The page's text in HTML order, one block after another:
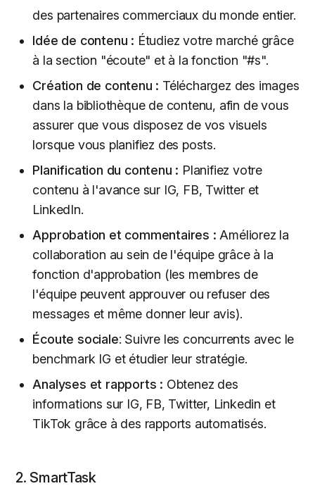
des partenaires commerciaux du monde entier.
Idée de contenu : Étudiez votre marché grâce
à la section "écoute" et à la fonction "#s".
Création de contenu : Téléchargez des images
dans la bibliothèque de contenu, afin de vous
assurer que vous disposez de vos visuels
lorsque vous planifiez des posts.
Planification du contenu : Planifiez votre
contenu à l'avance sur IG, FB, Twitter et
LinkedIn.
Approbation et commentaires : Améliorez la
collaboration au sein de l'équipe grâce à la
fonction d'approbation (les membres de
l'équipe peuvent approuver ou refuser des
messages et même donner leur avis).
Écoute sociale: Suivre les concurrents avec le
benchmark IG et étudier leur stratégie.
Analyses et rapports : Obtenez des
informations sur IG, FB, Twitter, Linkedin et
TikTok grâce à des rapports automatisés.
2. SmartTask